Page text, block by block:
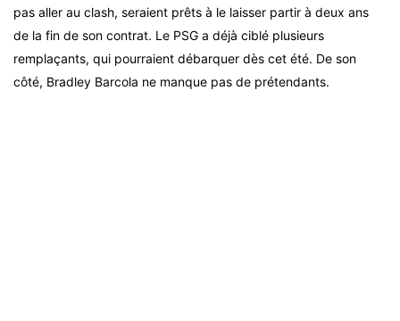
pas aller au clash, seraient prêts à le laisser partir à deux ans
de la fin de son contrat. Le PSG a déjà ciblé plusieurs
remplaçants, qui pourraient débarquer dès cet été. De son
côté, Bradley Barcola ne manque pas de prétendants.